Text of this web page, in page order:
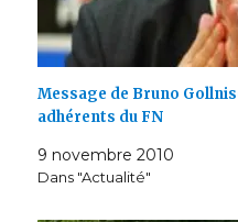
Message de Bruno
adhérents du FN
9 novembre 2010
Dans "Actualité"